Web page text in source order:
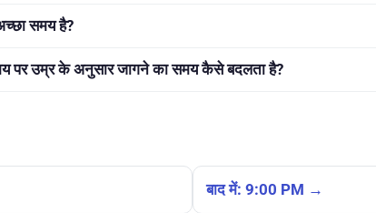
समय है?
उम्र के अनुसार जागने का समय कैसे बदलता है?
बाद में: 9:00 PM →